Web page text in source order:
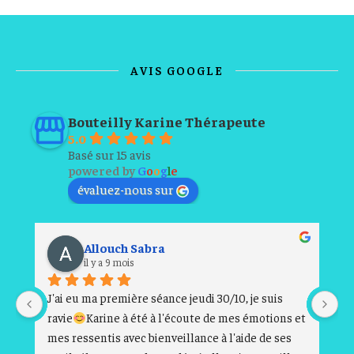
AVIS GOOGLE
Bouteilly Karine Thérapeute
5.0
Basé sur 15 avis
powered byGoogle
évaluez-nous sur
Allouch Sabra
il y a 9 mois
J'ai eu ma première séance jeudi 30/10, je suis
ravie
Karine à été à l'écoute de mes émotions et
mes ressentis avec bienveillance à l'aide de ses